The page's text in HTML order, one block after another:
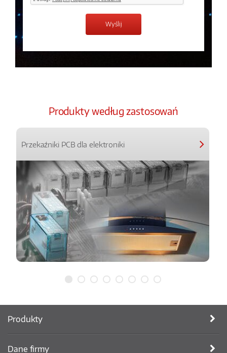
Produkty według zastosowań
Przekaźniki PCB dla elektroniki
Produkty
Dane firmy